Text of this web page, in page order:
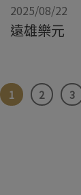
2025/08/22
遠雄樂元
1 2 3